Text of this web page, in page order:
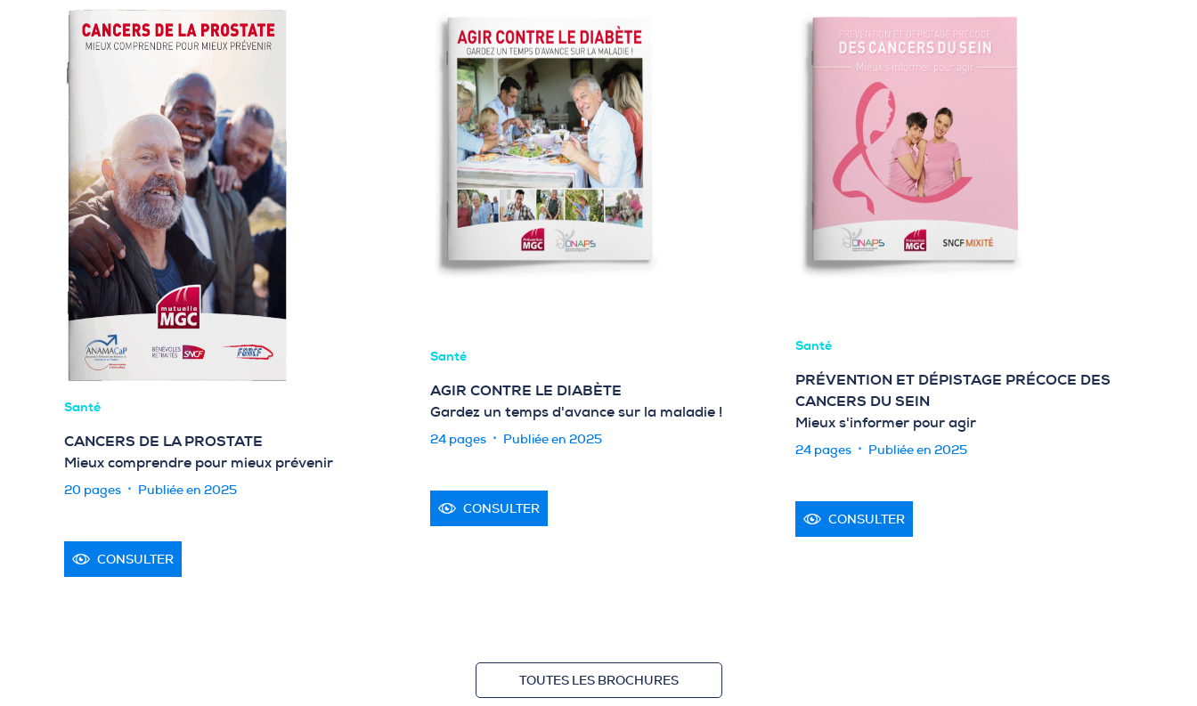
Santé
CANCERS DE LA PROSTATE
Mieux comprendre pour mieux prévenir
20 pages Publiée en 2025
CONSULTER
Santé
AGIR CONTRE LE DIABÈTE
Gardez un temps d'avance sur la maladie !
24 pages Publiée en 2025
CONSULTER
Santé
PRÉVENTION ET DÉPISTAGE PRÉCOCE DES
CANCERS DU SEIN
Mieux s'informer pour agir
24 pages Publiée en 2025
CONSULTER
TOUTES LES BROCHURES